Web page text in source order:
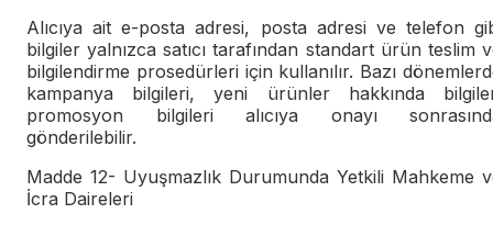
Alıcıya ait e-posta adresi, posta adresi ve telefon
bilgiler yalnızca satıcı tarafından standart ürün teslim
bilgilendirme prosedürleri için kullanılır. Bazı
kampanya bilgileri, yeni ürünler hakkında
promosyon bilgileri alıcıya onayı
gönderilebilir.
Madde 12- Uyuşmazlık Durumunda Yetkili Mahkeme
İcra Daireleri